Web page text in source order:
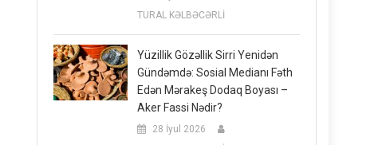
TURAL KƏLBƏCƏRLİ
Yüzillik Gözəllik Sirri Yenidən
Gündəmdə: Sosial Medianı Fəth
Edən Mərakeş Dodaq Boyası –
Aker Fassi Nədir?
28 İyul 2026